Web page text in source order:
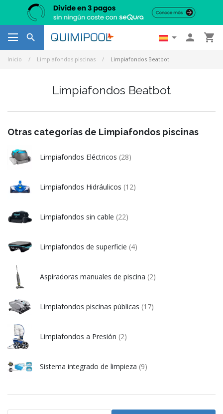
   
Inicio Limpiafondos piscinas Limpiafondos Beatbot
Limpiafondos Beatbot
Otras categorías de Limpiafondos piscinas
Limpiafondos Eléctricos (28)
Limpiafondos Hidráulicos (12)
Limpiafondos sin cable (22)
Limpiafondos de superficie (4)
Aspiradoras manuales de piscina (2)
Limpiafondos piscinas públicas (17)
Limpiafondos a Presión (2)
Sistema integrado de limpieza (9)